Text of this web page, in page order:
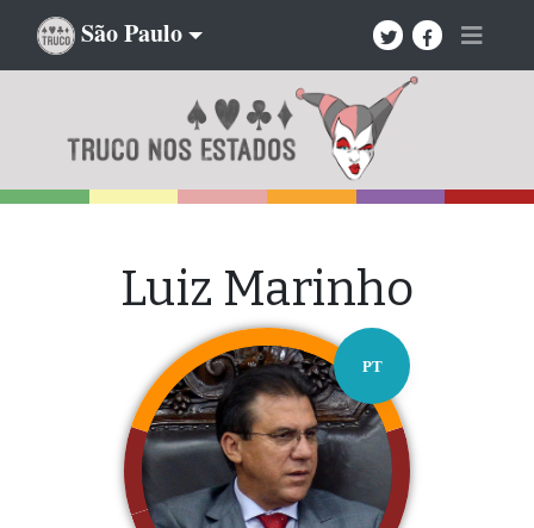
São Paulo
Luiz Marinho
PT